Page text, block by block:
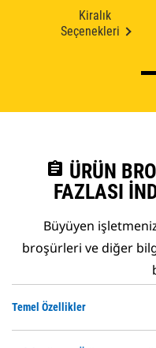
Kiralık
Seçenekleri
assignment ÜRÜN
FAZLASI
Büyüyen
broşürleri ve diğer
Temel Özellikler